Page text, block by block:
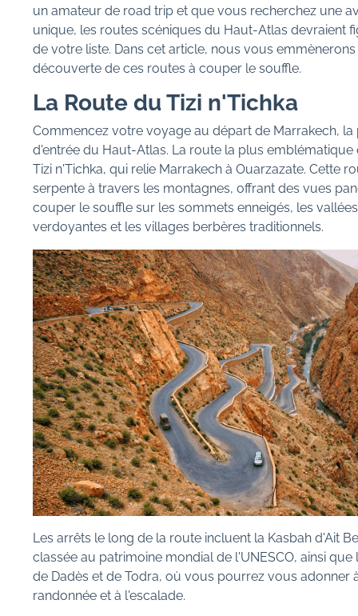
un amateur de road trip et que vous recherchez une
unique, les routes scéniques du Haut-Atlas devraient
de votre liste. Dans cet article, nous vous emmènerons
découverte de ces routes à couper le souffle.
La Route du Tizi n'Tichka
Commencez votre voyage au départ de Marrakech, la
d'entrée du Haut-Atlas. La route la plus emblématique
Tizi n'Tichka, qui relie Marrakech à Ouarzazate. Cette
serpente à travers les montagnes, offrant des vues
couper le souffle sur les sommets enneigés, les vallées
verdoyantes et les villages berbères traditionnels.
Les arrêts le long de la route incluent la Kasbah d'Ait
classée au patrimoine mondial de l'UNESCO, ainsi que
de Dadès et de Todra, où vous pourrez vous adonner
randonnée et à l'escalade.